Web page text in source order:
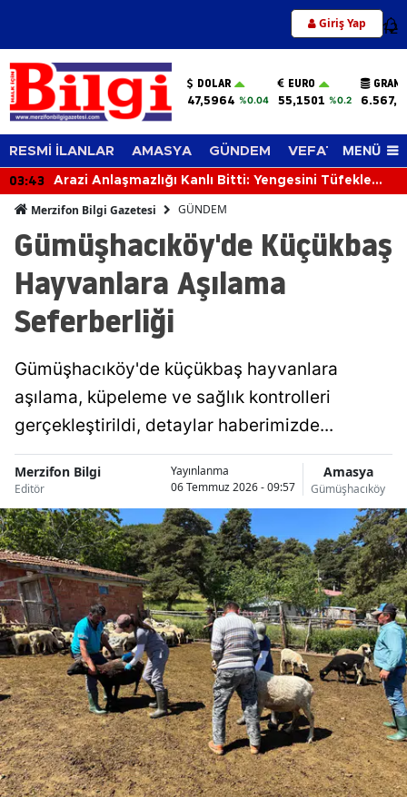
Giriş Yap 12
DOLAR
47,5964 %0.04
EURO
55,1501 %0.2
RESMİ İLANLAR AMASYA GÜNDEM VEFAT EDENLER
MENÜ
03:43
Arazi Anlaşmazlığı Kanlı Bitti: Yengesini Tüfekle
Merzifon Bilgi Gazetesi GÜNDEM
Gümüşhacıköy'de Küçükbaş
Hayvanlara Aşılama
Seferberliği
Gümüşhacıköy'de küçükbaş hayvanlara
aşılama, küpeleme ve sağlık kontrolleri
gerçekleştirildi, detaylar haberimizde...
Merzifon Bilgi
Editör
Yayınlanma
06 Temmuz 2026 - 09:57
Amasya
Gümüşhacıköy